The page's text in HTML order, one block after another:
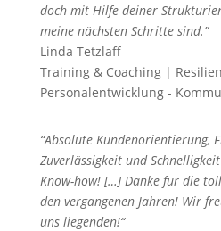
doch mit Hilfe deiner
meine nächsten Schritte sind.”
Linda Tetzlaff
Training & Coaching |
Personalentwicklung -
“Absolute Kundenorientierung,
Zuverlässigkeit und
Know-how! […] Danke für die
den vergangenen Jahren! Wir
uns liegenden!“